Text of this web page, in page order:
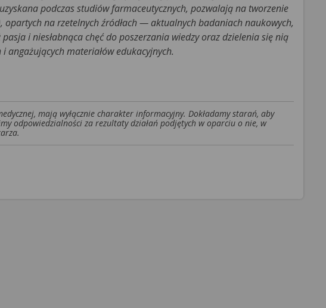
podczas studiów farmaceutycznych, pozwalają na tworzenie
opartych na rzetelnych źródłach — aktualnych badaniach naukowych,
i niesłabnąca chęć do poszerzania wiedzy oraz dzielenia się nią
materiałów edukacyjnych.
mają wyłącznie charakter informacyjny. Dokładamy starań, aby
odpowiedzialności za rezultaty działań podjętych w oparciu o nie, w